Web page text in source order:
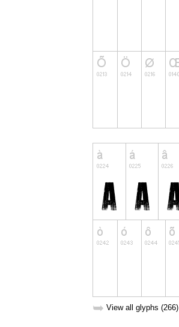
➥ View all glyphs (266)